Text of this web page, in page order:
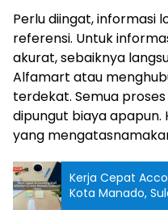
Perlu diingat, informasi
referensi. Untuk
akurat, sebaiknya
Alfamart atau
terdekat. Semua
dipungut biaya
yang
Kerja Cepat
Kota Manado,